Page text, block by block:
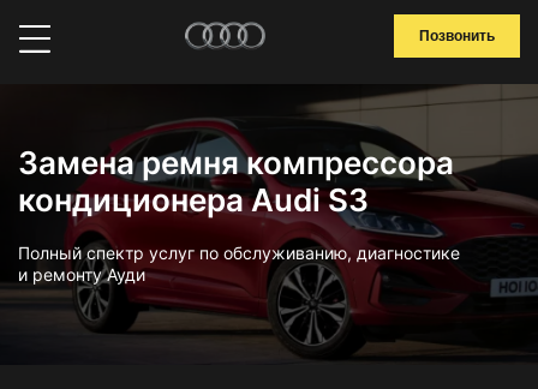
Позвонить
Замена ремня компрессора
кондиционера Audi S3
Полный спектр услуг по обслуживанию, диагностике
и ремонту Ауди